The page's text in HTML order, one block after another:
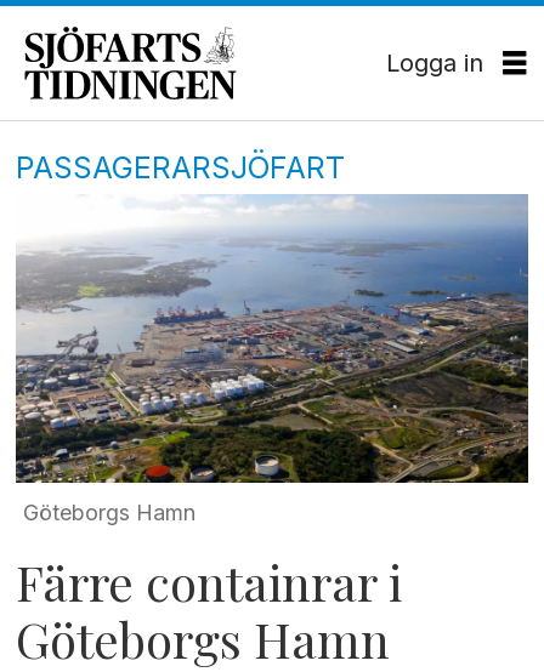
Logga in
PASSAGERARSJÖFART
Göteborgs Hamn
Färre containrar i
Göteborgs Hamn